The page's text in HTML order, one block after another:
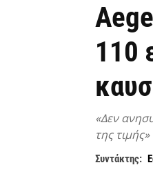
110
«Δεν
της
Συντάκτης: